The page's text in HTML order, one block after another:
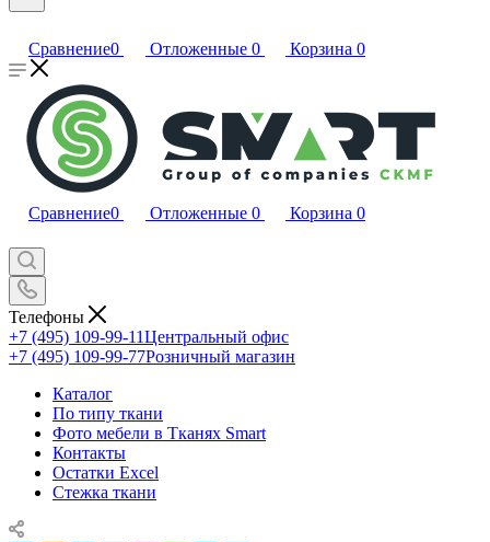
Сравнение0 Отложенные 0 Корзина 0
Сравнение0 Отложенные 0 Корзина 0
Телефоны
+7 (495) 109-99-11Центральный офис
+7 (495) 109-99-77Розничный магазин
Каталог
По типу ткани
Фото мебели в Тканях Smart
Контакты
Остатки Excel
Стежка ткани